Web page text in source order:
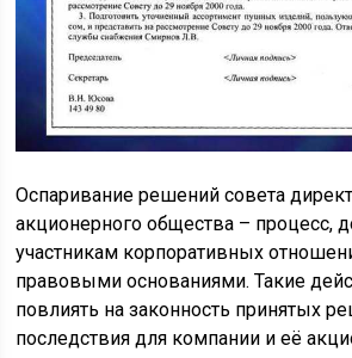
Оспаривание решений совета
акционерного общества – процесс,
участникам корпоративных
правовыми основаниями. Такие
повлиять на законность принятых
последствия для компании и её